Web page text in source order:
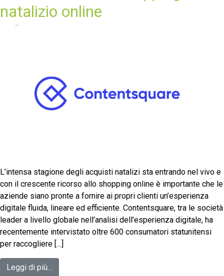
natalizio online
L’intensa stagione degli acquisti natalizi sta entrando nel vivo e
con il crescente ricorso allo shopping online è importante che le
aziende siano pronte a fornire ai propri clienti un’esperienza
digitale fluida, lineare ed efficiente. Contentsquare, tra le società
leader a livello globale nell’analisi dell’esperienza digitale, ha
recentemente intervistato oltre 600 consumatori statunitensi
per raccogliere […]
Leggi di più…